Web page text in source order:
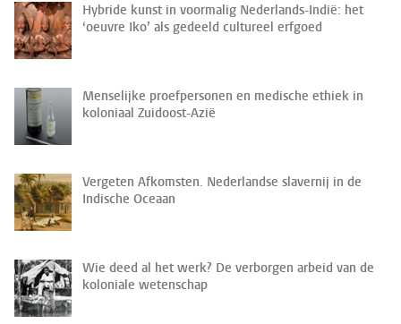
Hybride kunst in voormalig Nederlands-Indië: het
‘oeuvre Iko’ als gedeeld cultureel erfgoed
Menselijke proefpersonen en medische ethiek in
koloniaal Zuidoost-Azië
Vergeten Afkomsten. Nederlandse slavernij in de
Indische Oceaan
Wie deed al het werk? De verborgen arbeid van de
koloniale wetenschap